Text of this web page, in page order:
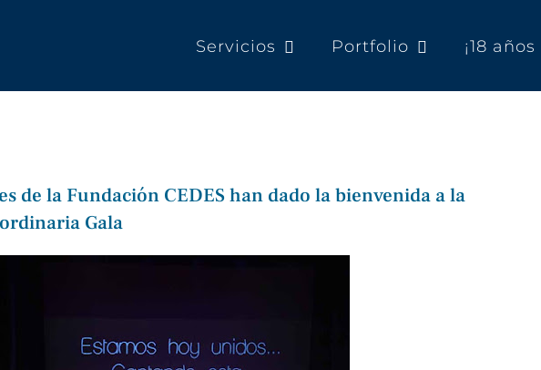
Servicios Portfolio ¡18
de la Fundación CEDES han dado la bienvenida a la
Gala